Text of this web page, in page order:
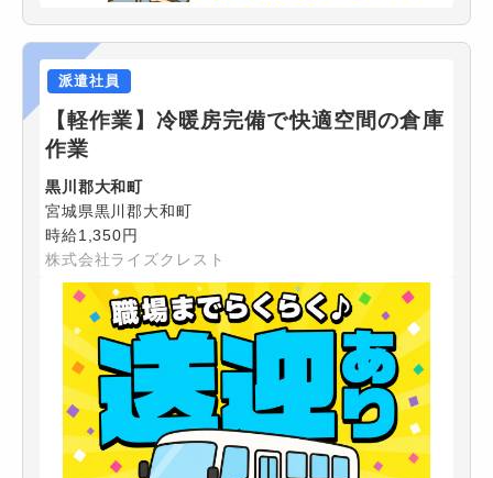
派遣社員
【軽作業】冷暖房完備で快適空間の倉庫
作業
黒川郡大和町
宮城県黒川郡大和町
時給1,350円
株式会社ライズクレスト